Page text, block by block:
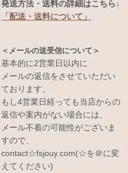
発送方法・送料の詳細はこちら↓
「配送・送料について」
＜メールの送受信について＞
基本的に2営業日以内に
メールの返信をさせていただい
ております。
もし4営業日経っても当店からの
返信や案内がない場合には、
メール不着の可能性がございま
すので、
contact☆fsjouy.com(☆を＠に変
えてください)